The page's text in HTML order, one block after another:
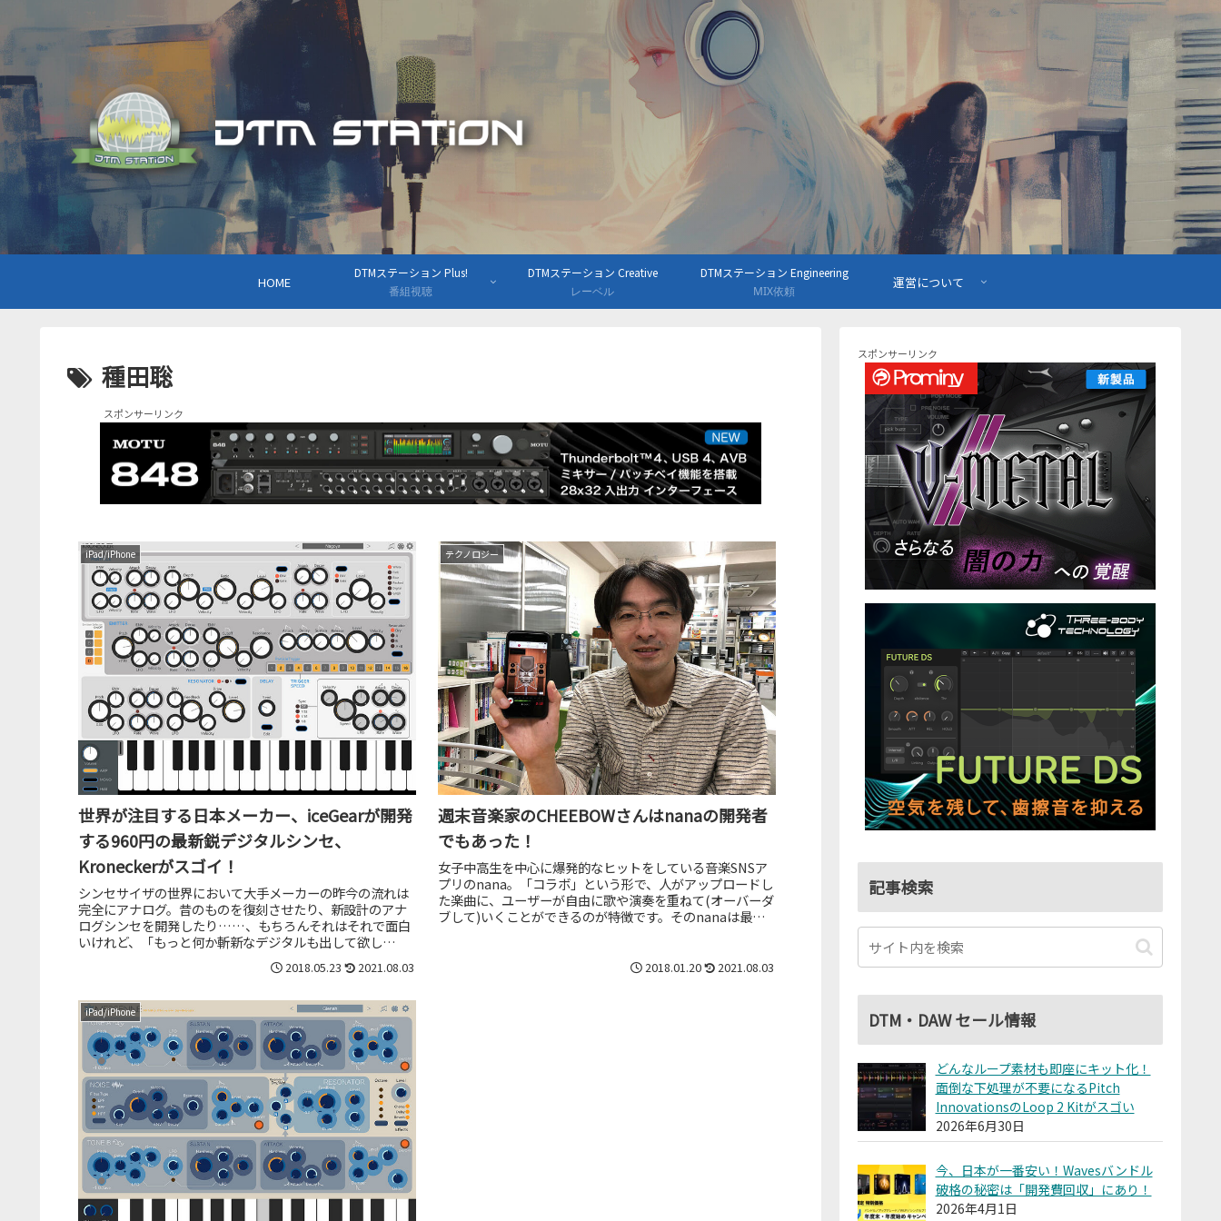
HOME
DTMステーション Plus!
番組視聴
DTMステーション Creative
レーベル
DTMステーション Engineering
MIX依頼
運営について
種田聡
スポンサーリンク
iPad/iPhone
世界が注目する日本メーカー、iceGearが開発
する960円の最新鋭デジタルシンセ、
Kroneckerがスゴイ！
シンセサイザの世界において大手メーカーの昨今の流れは
完全にアナログ。昔のものを復刻させたり、新設計のアナ
ログシンセを開発したり……、もちろんそれはそれで面白
いけれど、「もっと何か斬新なデジタルも出して欲し
い！」そんな思いを持っている人も少な...2018.05.23 2021.08.03
テクノロジー
週末音楽家のCHEEBOWさんはnanaの開発者
でもあった！
女子中高生を中心に爆発的なヒットをしている音楽SNSア
プリのnana。「コラボ」という形で、人がアップロードし
た楽曲に、ユーザーが自由に歌や演奏を重ねて(オーバーダ
ブして)いくことができるのが特徴です。そのnanaは最
2018.01.20 2021.08.03
iPad/iPhone
スポンサーリンク
記事検索
DTM・DAW セール情報
どんなループ素材も即座にキット化！
面倒な下処理が不要になるPitch
InnovationsのLoop 2 Kitがスゴい
2026年6月30日
今、日本が一番安い！Wavesバンドル
破格の秘密は「開発費回収」にあり！
2026年4月1日